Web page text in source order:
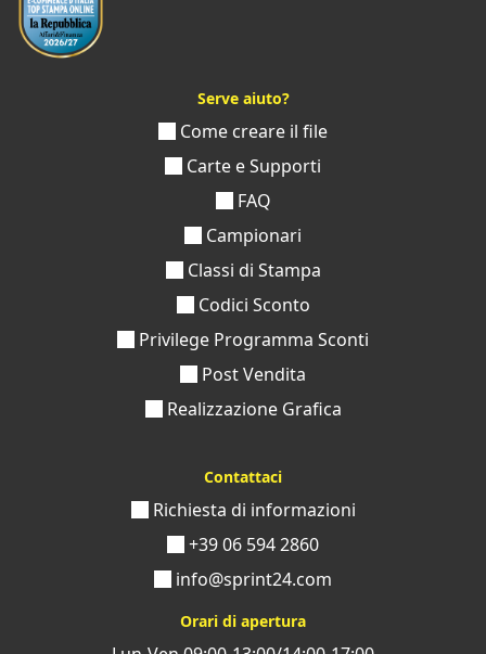
Serve aiuto?
Come creare il file
Carte e Supporti
FAQ
Campionari
Classi di Stampa
Codici Sconto
Privilege Programma Sconti
Post Vendita
Realizzazione Grafica
Contattaci
Richiesta di informazioni
+39 06 594 2860
info@sprint24.com
Orari di apertura